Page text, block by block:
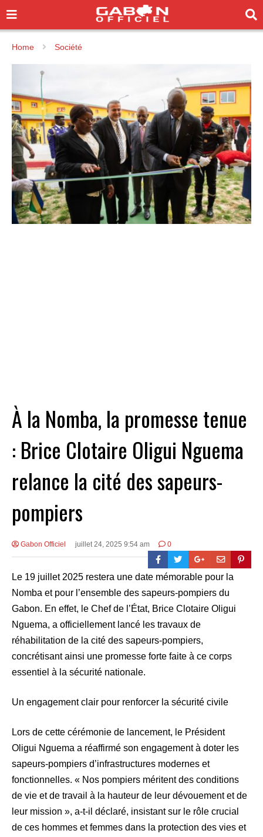
Home Société
À la Nomba, la promesse tenue
: Brice Clotaire Oligui Nguema
relance la cité des sapeurs-
pompiers
Gabon Officiel juillet 24, 2025 9:54 am 0
Le 19 juillet 2025 restera une date mémorable pour la
Nomba et pour l’ensemble des sapeurs-pompiers du
Gabon. En effet, le Chef de l’État, Brice Clotaire Oligui
Nguema, a officiellement lancé les travaux de
réhabilitation de la cité des sapeurs-pompiers,
concrétisant ainsi une promesse forte faite à ce corps
essentiel à la sécurité nationale.
Un engagement clair pour renforcer la sécurité civile
Lors de cette cérémonie de lancement, le Président
Oligui Nguema a réaffirmé son engagement à doter les
sapeurs-pompiers d’infrastructures modernes et
fonctionnelles. « Nos pompiers méritent des conditions
de vie et de travail à la hauteur de leur dévouement et de
leur mission », a-t-il déclaré, insistant sur le rôle crucial
de ces hommes et femmes dans la protection des vies et